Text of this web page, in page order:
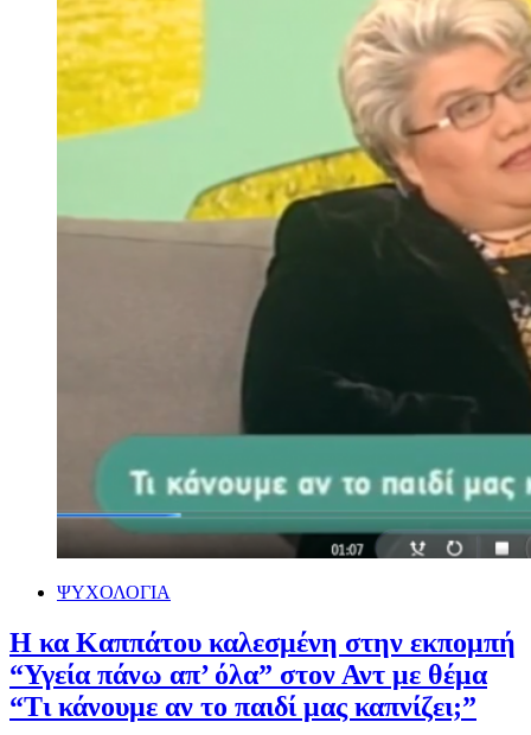
ΨΥΧΟΛΟΓΙΑ
Η κα Καππάτου καλεσμένη στην εκπομπή
“Υγεία πάνω απ’ όλα” στον Αντ με θέμα
“Τι κάνουμε αν το παιδί μας καπνίζει;”